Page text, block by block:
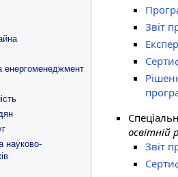
енергоменеджмент
науково-
Звіт
освітній
Звіт